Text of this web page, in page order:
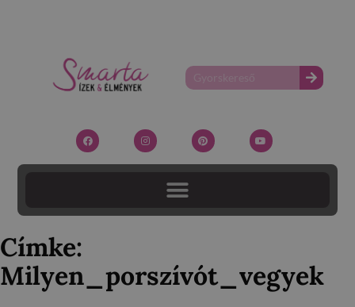
Címke:
Milyen_porszívót_vegyek